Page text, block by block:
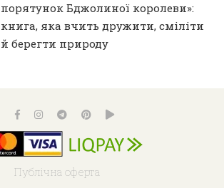
порятунок Бджолиної королеви»:
книга, яка вчить дружити, сміліти
й берегти природу
Публічна оферта